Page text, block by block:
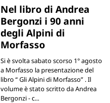
Nel libro di Andrea
Bergonzi i 90 anni
degli Alpini di
Morfasso
Si è svolta sabato scorso 1° agosto
a Morfasso la presentazione del
libro “ Gli Alpini di Morfasso” . Il
volume è stato scritto da Andrea
Bergonzi - c...